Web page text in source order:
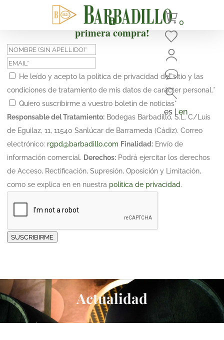
¡Suscríbete y obtén un 10% de descuento en tu
primera compra!
He leído y acepto la política de privacidad del sitio y las
condiciones de tratamiento de mis datos de carácter personal.*
Quiero suscribirme a vuestro boletín de noticias*
Responsable del Tratamiento: Bodegas Barbadillo, S.L. C/Luis
de Eguilaz, 11, 11540 Sanlúcar de Barrameda (Cádiz). Correo
electrónico: rgpd@barbadillo.com Finalidad: Envío de
información comercial. Derechos: Podrá ejercitar los derechos
de Acceso, Rectificación, Supresión, Oposición y Limitación,
como se explica en en nuestra política de privacidad.
SUSCRIBIRME
0
es |en
Actualidad